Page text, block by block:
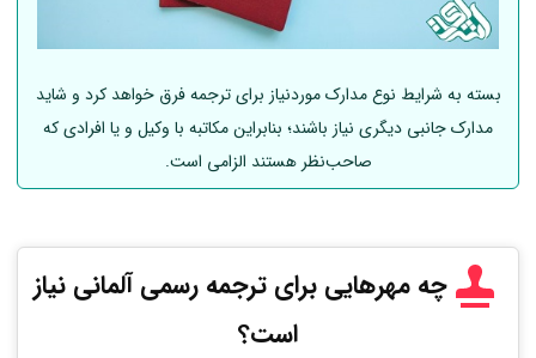
بسته به شرایط نوع مدارک موردنیاز برای ترجمه فرق خواهد کرد و شاید
مدارک جانبی دیگری نیاز باشند؛ بنابراین مکاتبه با وکیل و یا افرادی که
صاحب‌نظر هستند الزامی است.
چه مهرهایی برای ترجمه رسمیآلمانی نیاز
است؟